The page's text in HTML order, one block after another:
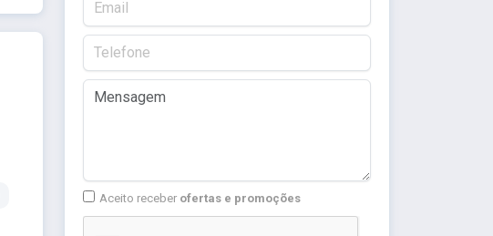
Aceito receber ofertas e promoções